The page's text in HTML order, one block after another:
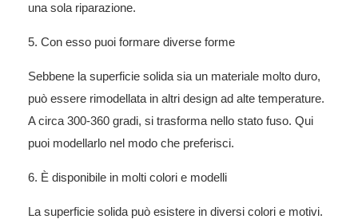
una sola riparazione.
5. Con esso puoi formare diverse forme
Sebbene la superficie solida sia un materiale molto duro,
può essere rimodellata in altri design ad alte temperature.
A circa 300-360 gradi, si trasforma nello stato fuso. Qui
puoi modellarlo nel modo che preferisci.
6. È disponibile in molti colori e modelli
La superficie solida può esistere in diversi colori e motivi.